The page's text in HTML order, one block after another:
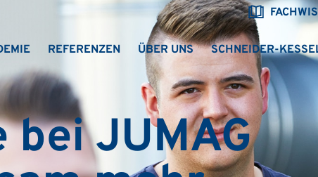
REFERENZEN ÜBER UNS SCHNEIDER-
JUMAG